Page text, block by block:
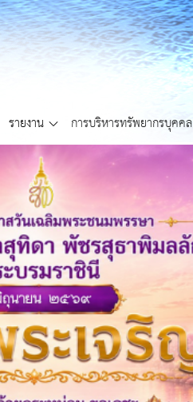
รายงาน การบริหารทรัพยากรบุคคล